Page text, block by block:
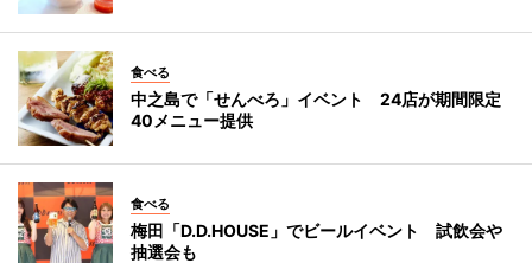
食べる
中之島で「せんべろ」イベント 24店が期間限定
40メニュー提供
食べる
梅田「D.D.HOUSE」でビールイベント 試飲会や
抽選会も